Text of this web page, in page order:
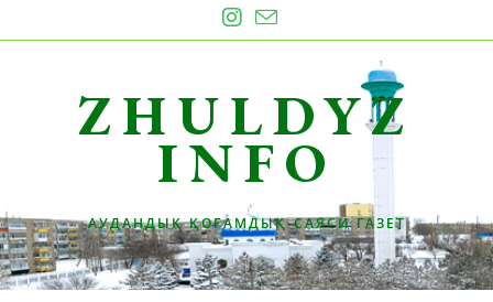
to
ZHULDYZ
INFO
АУДАНДЫҚ ҚОҒАМДЫҚ-САЯСИ ГАЗЕТ